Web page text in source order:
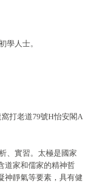
學人士。
打老道79號H怡安閣A
、實習。太極是國家
道家和儒家的精神哲
神靜氣等要素，具有健